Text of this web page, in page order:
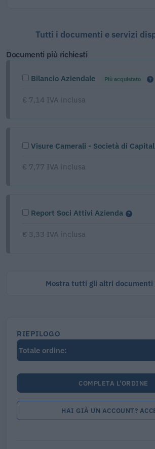
Tutti i documenti e servizi
Documenti più richiesti
Bilancio Aziendale Più acquistato
€ 7,14 IVA inclusa
Visure Camerali - Società di
€ 7,77 IVA inclusa
Report Soci Attivi Azienda
€ 3,33 IVA inclusa
Mostra tutti gli altri documenti
RIEPILOGO
Totale ordine:
COMPLETA L'ORDINE
HAI GIÀ UN ACCOUNT?